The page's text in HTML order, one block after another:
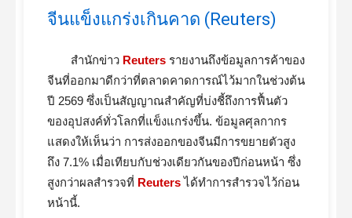
จีนแข็งแกร่งเกินคาด (Reuters)
สำนักข่าว Reuters รายงานถึงข้อมูลการค้าของ
จีนที่ออกมาดีกว่าที่ตลาดคาดการณ์ไว้มากในช่วงต้น
ปี 2569 ซึ่งเป็นสัญญาณสำคัญที่บ่งชี้ถึงการฟื้นตัว
ของอุปสงค์ทั่วโลกที่แข็งแกร่งขึ้น. ข้อมูลศุลกากร
แสดงให้เห็นว่า การส่งออกของจีนมีการขยายตัวสูง
ถึง 7.1% เมื่อเทียบกับช่วงเดียวกันของปีก่อนหน้า ซึ่ง
สูงกว่าผลสำรวจที่ Reutersได้ทำการสำรวจไว้ก่อน
หน้านี้.